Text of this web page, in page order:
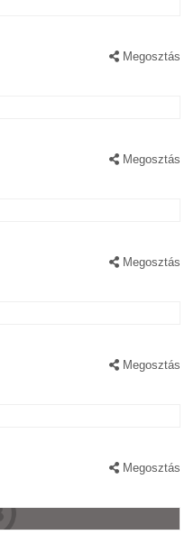
Megosztás
Megosztás
Megosztás
Megosztás
Megosztás